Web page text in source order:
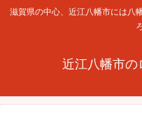
滋賀県の中心、近江八幡市には八
近江八幡市の